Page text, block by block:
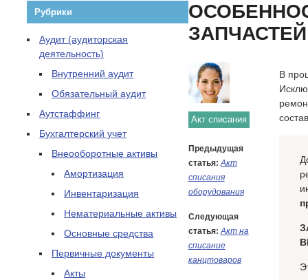
Рубрики
Аудит (аудиторская
деятельность)
Внутренний аудит
Обязательный аудит
Аутстаффинг
Бухгалтерский учет
Внеооборотные активы
Амортизация
Инвентаризация
Нематериальные активы
Основные средства
Первичные документы
Акты
Акт списания
Предыдущая
статья: Акт
списания
оборудования
Следующая
статья: Акт на
списание
канцтоваров
В